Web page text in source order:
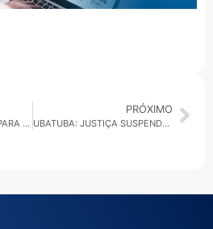
GIRO BAHIA: REAJUSTE PARA PROFESSORES, ALERTA DE CHUVAS E RESGATE NA CHAPADA
PRÓXIMO
UBATUBA: JUSTIÇA SUSPENDE USO DE RECURSOS DA TPA EM PROJETOS APROVADOS EM REUNIÃO DO CONSELHO AMBIENTAL